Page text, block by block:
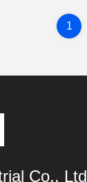
1
Co., Ltd